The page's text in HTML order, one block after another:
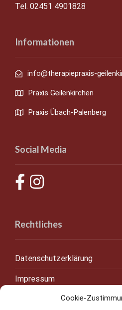
Cookie-
Tel. 02451 4901828
Informationen
info@therapiepraxis-
Praxis Geilenkirchen
Praxis Übach-Palenberg
Social Media
Rechtliches
Datenschutzerklärung
Impressum
Cookie-Richtlinie (EU)